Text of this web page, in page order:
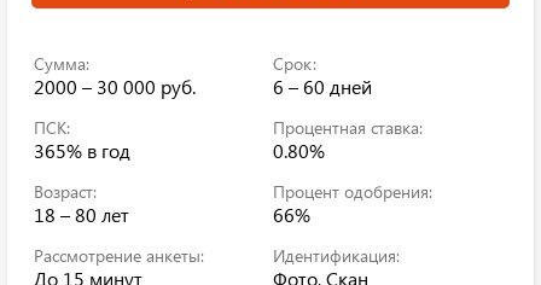
Сумма:
2000 – 30 000 руб.
Срок:
6 – 60 дней
ПСК:
365% в год
Процентная ставка:
0.80%
Возраст:
18 – 80 лет
Процент одобрения:
66%
Рассмотрение анкеты:
До 15 минут
Идентификация:
Фото, Скан